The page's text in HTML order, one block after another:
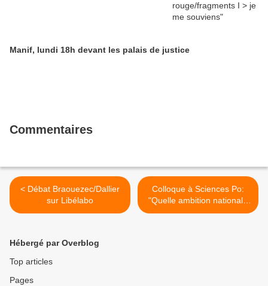
Manif, lundi 18h devant les palais de justice
Commentaires
< Débat Braouezec/Dallier
sur Libélabo
Colloque à Sciences Po:
"Quelle ambition nationale
pour les pouvoirs locaux
Hébergé par Overblog
Top articles
Pages